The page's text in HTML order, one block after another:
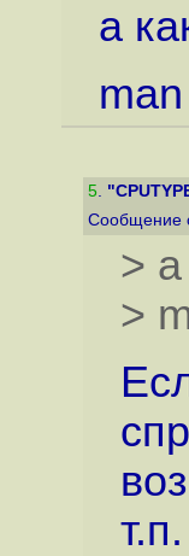
а
5.
Сообщение
>
>
т.п.